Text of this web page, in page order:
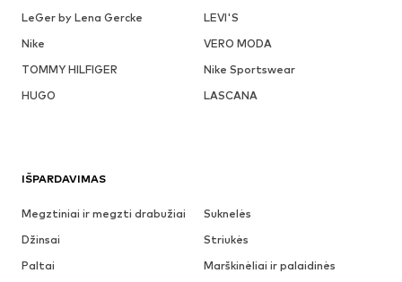
LeGer by Lena Gercke
LEVI'S
Nike
VERO MODA
TOMMY HILFIGER
Nike Sportswear
HUGO
LASCANA
IŠPARDAVIMAS
Megztiniai ir megzti drabužiai
Suknelės
Džinsai
Striukės
Paltai
Marškinėliai ir palaidinės